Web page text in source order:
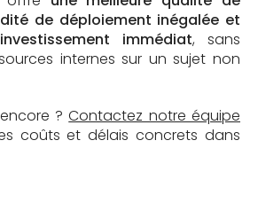
de déploiement inégalée et
immédiat, sans
internes sur un sujet non
?Contactez notre équipe
coûts et délais concrets dans